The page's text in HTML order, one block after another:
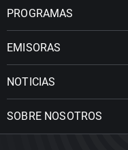
PROGRAMAS
EMISORAS
NOTICIAS
SOBRE NOSOTROS